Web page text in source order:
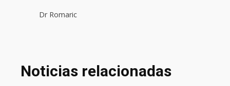
Dr Romaric
Noticias relacionadas